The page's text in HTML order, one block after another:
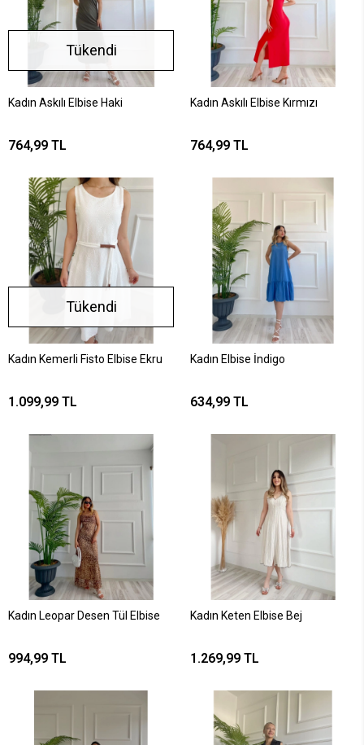
Tükendi
Kadın Askılı Elbise Haki
764,99 TL
Kadın Askılı Elbise Kırmızı
764,99 TL
Tükendi
Kadın Kemerli Fisto Elbise Ekru
1.099,99 TL
Kadın Elbise İndigo
634,99 TL
Kadın Leopar Desen Tül Elbise
994,99 TL
Kadın Keten Elbise Bej
1.269,99 TL